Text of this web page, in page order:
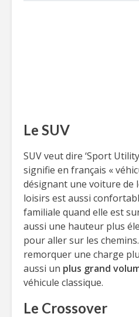
Le SUV
SUV veut dire ‘Sport
signifie en français «
désignant une voiture de
loisirs est aussi
familiale quand elle est
aussi une hauteur plus
pour aller sur les
remorquer une charge
aussi un plus grand
véhicule classique.
Le Crossover